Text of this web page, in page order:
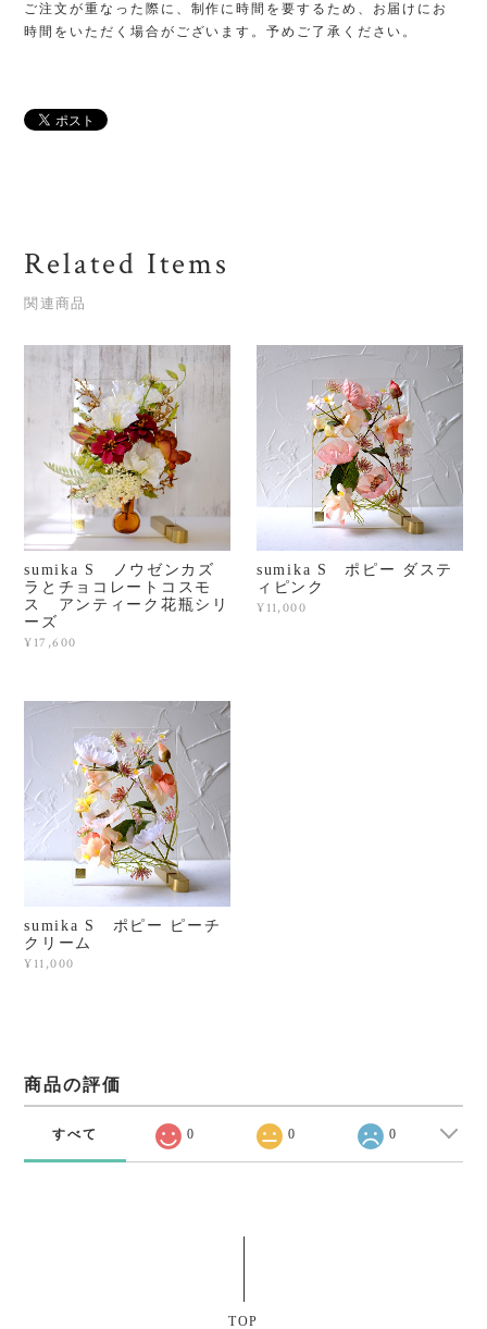
ご注文が重なった際に、制作に時間を要するため、お届けにお
時間をいただく場合がございます。予めご了承ください。
Related Items
関連商品
sumika S ノウゼンカズ
ラとチョコレートコスモ
ス アンティーク花瓶シリ
ーズ
¥17,600
sumika S ポピー ダステ
ィピンク
¥11,000
sumika S ポピー ピーチ
クリーム
¥11,000
商品の評価
すべて 0 0 0
TOP